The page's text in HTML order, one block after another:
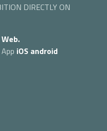
DIRECTLY ON
Web.
iOS android